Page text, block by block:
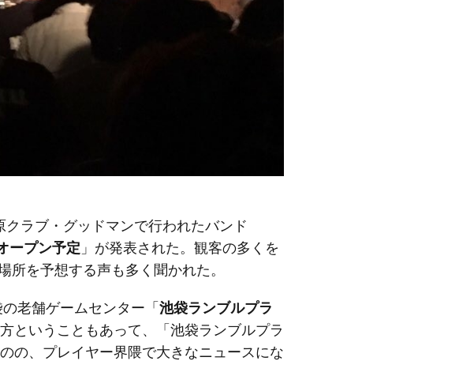
ラブ・グッドマンで行われたバンド
ープン予定 」が発表された。観客の多くを
を予想する声も多く聞かれた。
老舗ゲームセンター「池袋ランブルプラ
ということもあって、「池袋ランブルプラ
の、プレイヤー界隈で大きなニュースにな